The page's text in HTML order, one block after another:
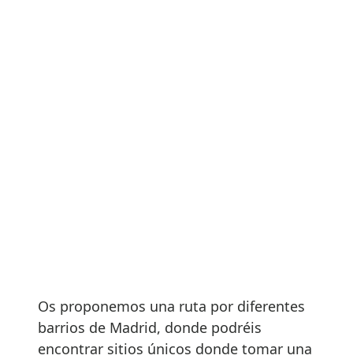
Os proponemos una ruta por diferentes
barrios de Madrid, donde podréis
encontrar sitios únicos donde tomar una